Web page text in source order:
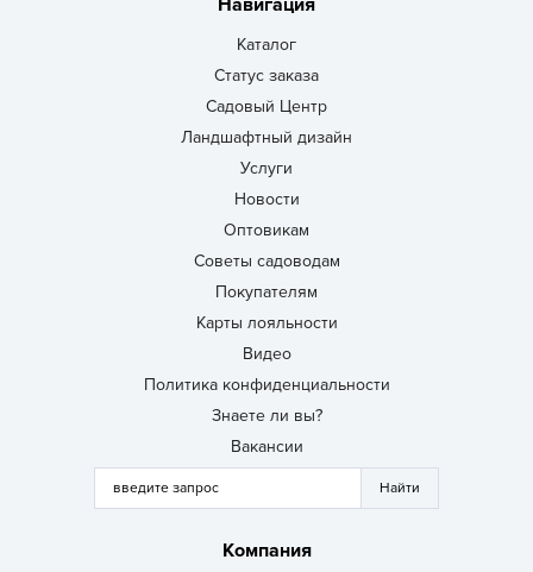
Навигация
Каталог
Статус заказа
Садовый Центр
Ландшафтный дизайн
Услуги
Новости
Оптовикам
Советы садоводам
Покупателям
Карты лояльности
Видео
Политика конфиденциальности
Знаете ли вы?
Вакансии
Компания